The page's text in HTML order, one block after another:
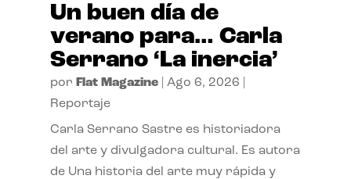
Un buen día de
verano para… Carla
Serrano ‘La inercia’
por Flat Magazine| Ago 6, 2026
Reportaje
Carla Serrano Sastre es historiadora
del arte y divulgadora cultural. Es autora
de Una historia del arte muy rápida y